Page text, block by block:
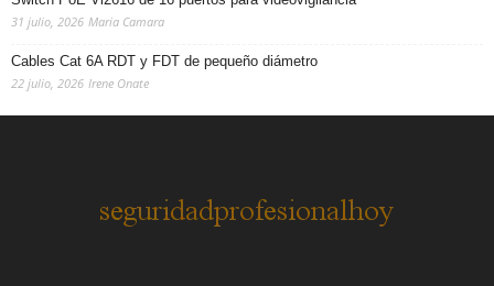
31 julio, 2026 Maria Camara
Cables Cat 6A RDT y FDT de pequeño diámetro
22 julio, 2026 Irene Onate